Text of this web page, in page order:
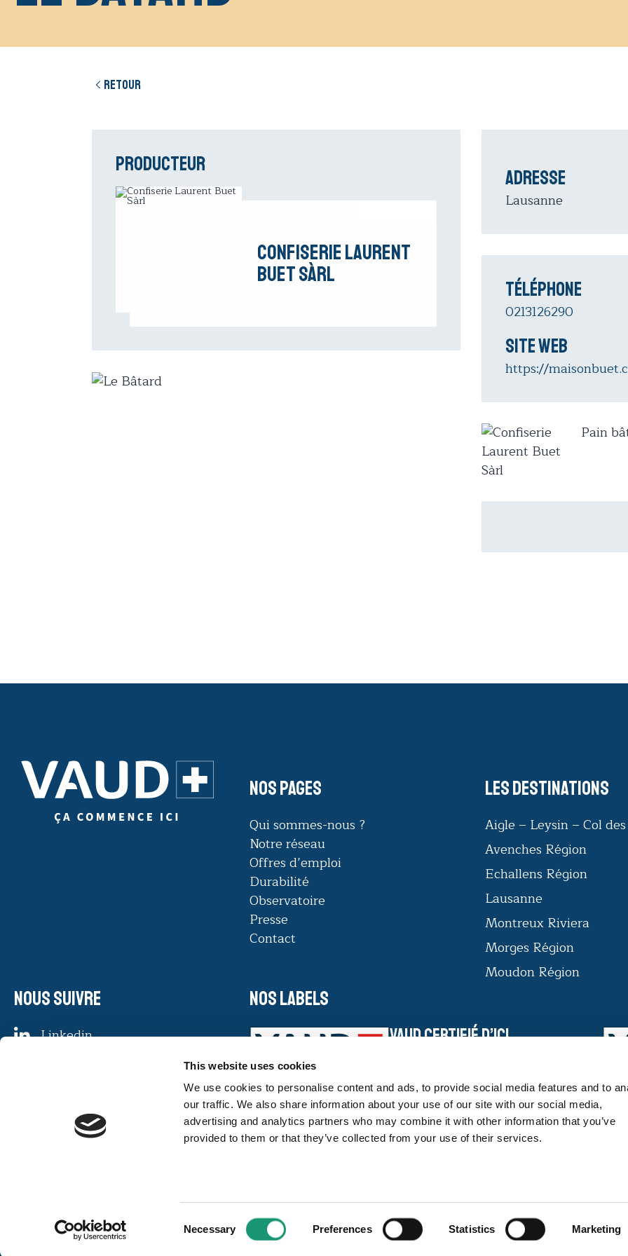
This website uses cookies
We use cookies to personalise content and ads, to provide social media features and to
our traffic. We also share information about your use of our site with our social media,
advertising and analytics partners who may combine it with other information that you’ve
provided to them or that they’ve collected from your use of their services.
Necessary Preferences Statistics Marketing
Retour
Producteur
Confiserie Laurent
Buet Sàrl
Adresse
Lausanne
Téléphone
0213126290
Site web
https://
Pain
Nos pages
Qui sommes-nous ?
Notre réseau
Offres d’emploi
Durabilité
Observatoire
Presse
Contact
Les destinations
Aigle – Leysin – Col
Avenches Région
Echallens Région
Lausanne
Montreux Riviera
Morges Région
Moudon Région
Nous suivre
Linkedin
Nos labels
VAUD CERTIFIÉ D’ICI
savoir-faire des productrices et
producteurs et de la traçabilité des
produits vaudois.
EN SAVOIR PLUS
© 2023 Vaud. Tous droits réservés. Politique de